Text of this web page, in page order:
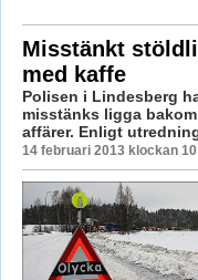
Misstänkt
med kaffe
Polisen i Lindesberg
misstänks ligga
affärer. Enligt
14 februari 2013 klockan